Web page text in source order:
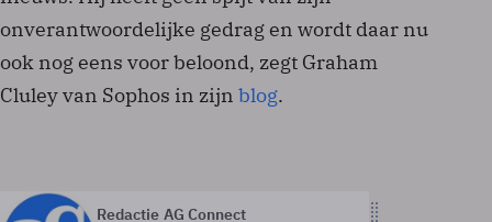
onverantwoordelijke gedrag en wordt daar nu
ook nog eens voor beloond, zegt Graham
Cluley van Sophos in zijn blog.
Redactie AG Connect